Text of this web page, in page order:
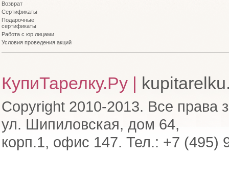
Возврат
Сертификаты
Подарочные
сертификаты
Работа с юр.лицами
Условия проведения акций
КупиТарелку.Ру |
Copyright 2010-2013. Все права
ул. Шипиловская, дом 64,
корп.1, офис 147. Тел.: +7 (495)